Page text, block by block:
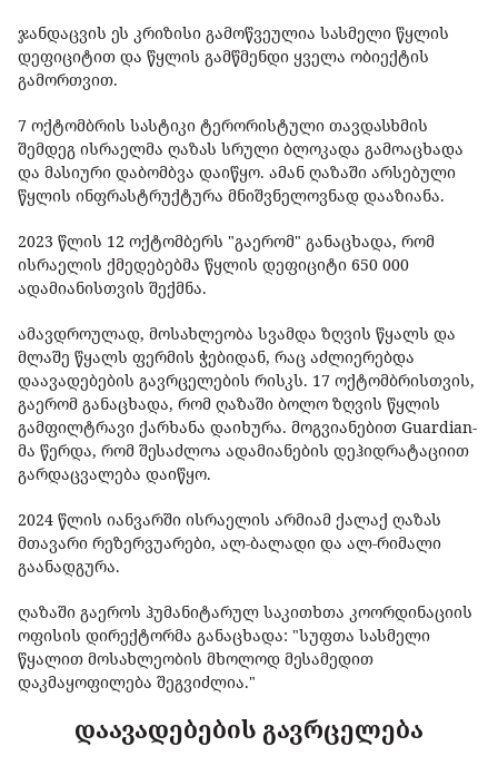
ჯანდაცვის ეს კრიზისი გამოწვეულია სასმელი წყლის
დეფიციტით და წყლის გამწმენდი ყველა ობიექტის
გამორთვით.
7 ოქტომბრის სასტიკი ტერორისტული თავდასხმის
შემდეგ ისრაელმა ღაზას სრული ბლოკადა გამოაცხადა
და მასიური დაბომბვა დაიწყო. ამან ღაზაში არსებული
წყლის ინფრასტრუქტურა მნიშვნელოვნად დააზიანა.
2023 წლის 12 ოქტომბერს "გაერომ" განაცხადა, რომ
ისრაელის ქმედებებმა წყლის დეფიციტი 650 000
ადამიანისთვის შექმნა.
ამავდროულად, მოსახლეობა სვამდა ზღვის წყალს და
მლაშე წყალს ფერმის ჭებიდან, რაც აძლიერებდა
დაავადებების გავრცელების რისკს. 17 ოქტომბრისთვის,
გაერომ განაცხადა, რომ ღაზაში ბოლო ზღვის წყლის
გამფილტრავი ქარხანა დაიხურა. მოგვიანებით Guardian-
მა წერდა, რომ შესაძლოა ადამიანების დეჰიდრატაციით
გარდაცვალება დაიწყო.
2024 წლის იანვარში ისრაელის არმიამ ქალაქ ღაზას
მთავარი რეზერვუარები, ალ-ბალადი და ალ-რიმალი
გაანადგურა.
ღაზაში გაეროს ჰუმანიტარულ საკითხთა კოორდინაციის
ოფისის დირექტორმა განაცხადა: "სუფთა სასმელი
წყალით მოსახლეობის მხოლოდ მესამედით
დაკმაყოფილება შეგვიძლია."
დაავადებების გავრცელება